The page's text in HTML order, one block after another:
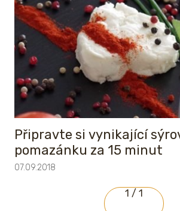
Připravte si vynikající
pomazánku za 15 minut
07.09.2018
1 / 1